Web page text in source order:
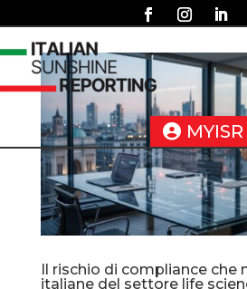
MYISR
Il rischio di compliance che
italiane del settore life